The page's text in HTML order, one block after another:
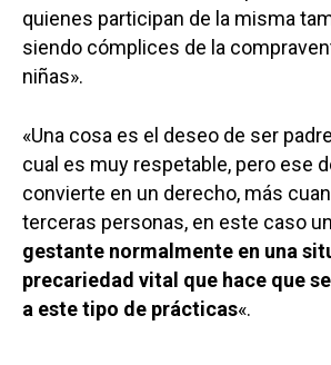
quienes participan de la misma
siendo cómplices de la
niñas».
«Una cosa es el deseo de ser
cual es muy respetable, pero ese
convierte en un derecho, más
terceras personas, en este caso
gestante normalmente en una
precariedad vital que hace que
a este tipo de prácticas«.